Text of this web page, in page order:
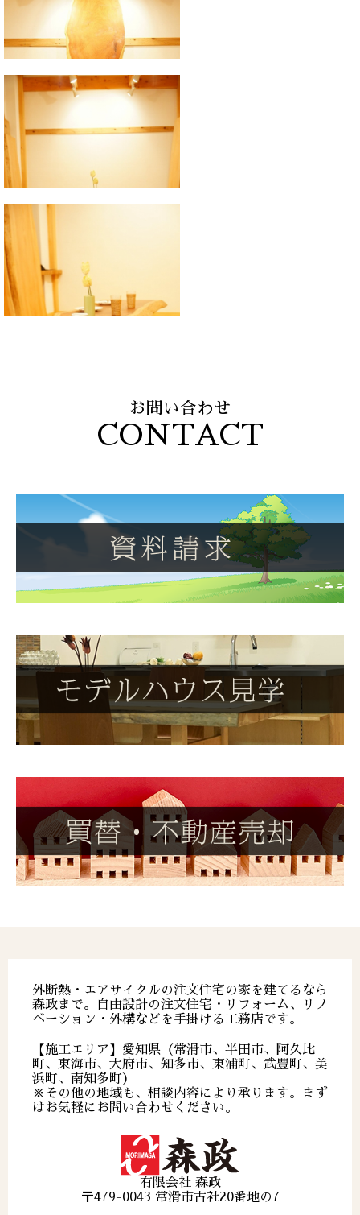
お問い合わせ
CONTACT
外断熱・エアサイクルの注文住宅の家を建てるなら
森政まで。自由設計の注文住宅・リフォーム、リノ
ベーション・外構などを手掛ける工務店です。
【施工エリア】愛知県（常滑市、半田市、阿久比
町、東海市、大府市、知多市、東浦町、武豊町、美
浜町、南知多町）
※その他の地域も、相談内容により承ります。まず
はお気軽にお問い合わせください。
有限会社 森政
〒479-0043 常滑市古社20番地の7